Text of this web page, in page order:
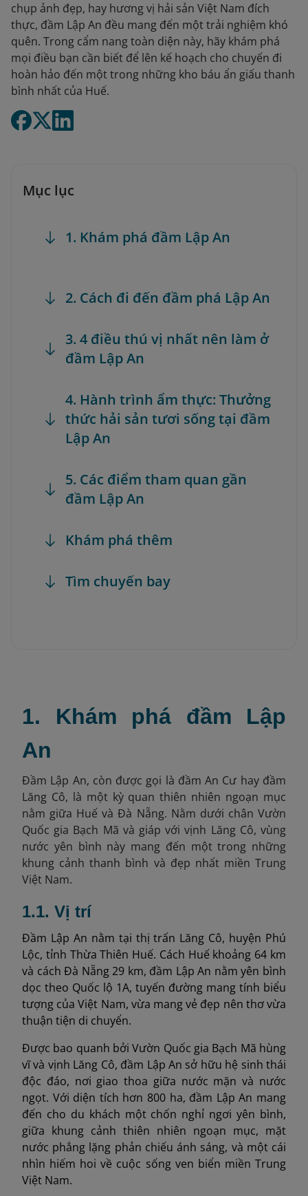
chụp ảnh đẹp, hay hương vị hải sản Việt Nam đích
thực, đầm Lập An đều mang đến một trải nghiệm khó
quên. Trong cẩm nang toàn diện này, hãy khám phá
mọi điều bạn cần biết để lên kế hoạch cho chuyến đi
hoàn hảo đến một trong những kho báu ẩn giấu thanh
bình nhất của Huế.
Mục lục
1. Khám phá đầm Lập An
2. Cách đi đến đầm phá Lập An
3. 4 điều thú vị nhất nên làm ở
đầm Lập An
4. Hành trình ẩm thực: Thưởng
thức hải sản tươi sống tại đầm
Lập An
5. Các điểm tham quan gần
đầm Lập An
Khám phá thêm
Tìm chuyến bay
1. Khám phá đầm Lập
An
Đầm Lập An, còn được gọi là đầm An Cư hay đầm
Lăng Cô, là một kỳ quan thiên nhiên ngoạn mục
nằm giữa Huế và Đà Nẵng. Nằm dưới chân Vườn
Quốc gia Bạch Mã và giáp với vịnh Lăng Cô, vùng
nước yên bình này mang đến một trong những
khung cảnh thanh bình và đẹp nhất miền Trung
Việt Nam.
1.1. Vị trí
Đầm Lập An nằm tại thị trấn Lăng Cô, huyện Phú
Lộc, tỉnh Thừa Thiên Huế. Cách Huế khoảng 64 km
và cách Đà Nẵng 29 km, đầm Lập An nằm yên bình
dọc theo Quốc lộ 1A, tuyến đường mang tính biểu
tượng của Việt Nam, vừa mang vẻ đẹp nên thơ vừa
thuận tiện di chuyển.
Được bao quanh bởi Vườn Quốc gia Bạch Mã hùng
vĩ và vịnh Lăng Cô, đầm Lập An sở hữu hệ sinh thái
độc đáo, nơi giao thoa giữa nước mặn và nước
ngọt. Với diện tích hơn 800 ha, đầm Lập An mang
đến cho du khách một chốn nghỉ ngơi yên bình,
giữa khung cảnh thiên nhiên ngoạn mục, mặt
nước phẳng lặng phản chiếu ánh sáng, và một cái
nhìn hiếm hoi về cuộc sống ven biển miền Trung
Việt Nam.